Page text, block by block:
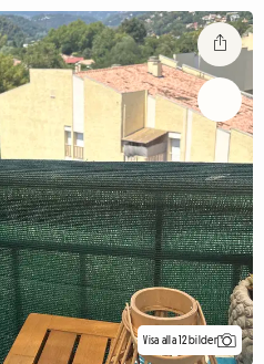
Visa alla 12 bilder